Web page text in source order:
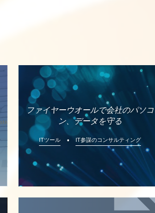
ファイヤーウオールで会社のパソコ
ン、データを守る
ITツール IT参謀のコンサルティング